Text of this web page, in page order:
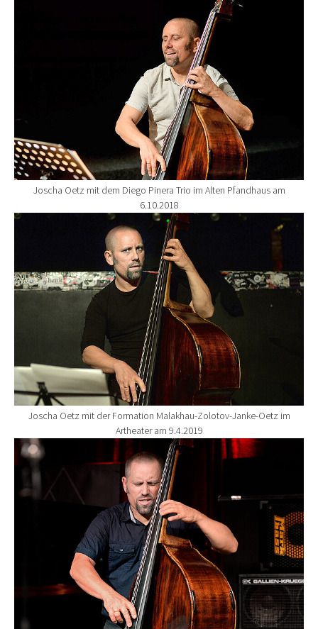
Joscha Oetz mit dem Diego Pinera Trio im Alten Pfandhaus am
6.10.2018
Show larger version for:
Joscha Oetz mit der Formation Malakhau-Zolotov-Janke-Oetz im
Artheater am 9.4.2019
Show larger version for: